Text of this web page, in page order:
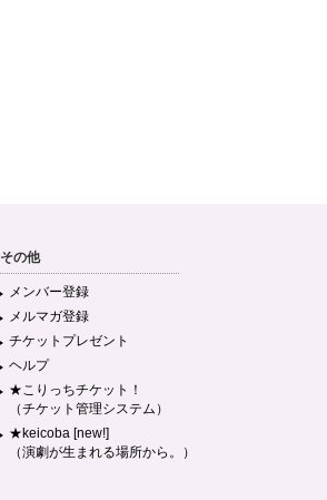
その他
メンバー登録
メルマガ登録
チケットプレゼント
ヘルプ
★こりっちチケット！
（チケット管理システム）
★keicoba [new!]
（演劇が生まれる場所から。）